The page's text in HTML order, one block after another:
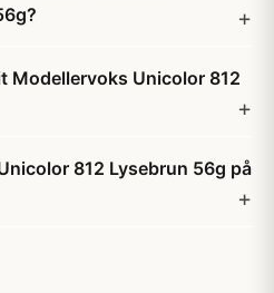
Modellervoks Unicolor 812
812 Lysebrun 56g på